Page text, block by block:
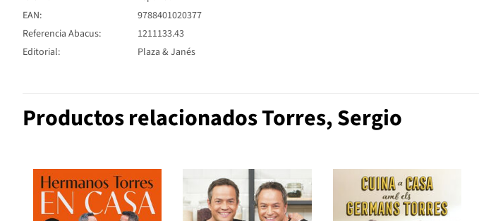
EAN:
9788401020377
Referencia Abacus:
1211133.43
Editorial:
Plaza & Janés
Productos relacionados Torres, Sergio